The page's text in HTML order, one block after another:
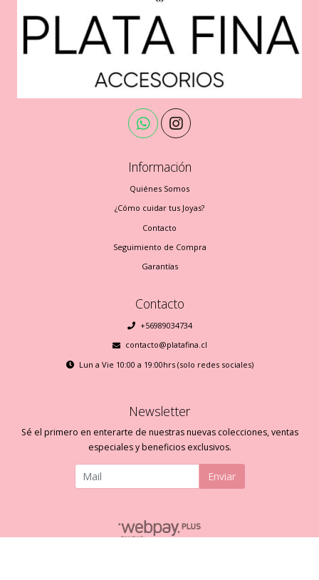
Información
Quiénes Somos
¿Cómo cuidar tus Joyas?
Contacto
Seguimiento de Compra
Garantías
Contacto
+56989034734
contacto@platafina.cl
Lun a Vie 10:00 a 19:00hrs (solo redes sociales)
Newsletter
Sé el primero en enterarte de nuestras nuevas colecciones, ventas
especiales y beneficios exclusivos.
Enviar